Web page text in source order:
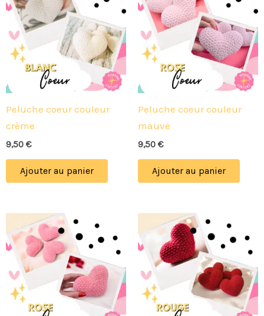
Peluche coeur couleur
crème
9,50 €
Ajouter au panier
Peluche coeur couleur
mauve
9,50 €
Ajouter au panier